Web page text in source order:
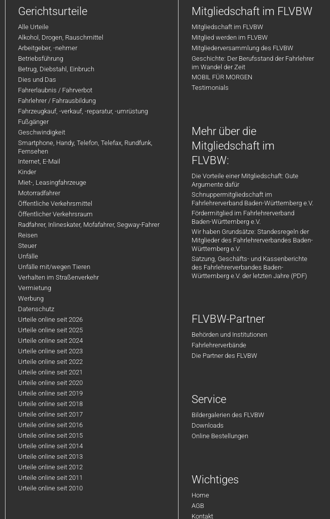
Gerichtsurteile
Alle Urteile
Alkohol, Drogen, Rauschmittel
Arbeitgeber, -nehmer
Betriebsführung
Betrug, Diebstahl, Einbruch
Dies und Das
Fahrerlaubnis / Fahrverbot
Fahrlehrer / Fahrausbildung
Fahrzeugkauf, -verkauf, -reparatur, -umrüstung
Fußgänger
Geschwindigkeit
Smartphone, Handy, Telefon, Telefax, Rundfunk,
Fernsehen
Internet, E-Mail
Kinder
Miet-, Leasingfahrzeuge
Motorradfahrer
Öffentliche Verkehrsmittel
Öffentlicher Verkehrsraum
Radfahrer, Inlineskater, Mofafahrer, Segway-Fahrer
Reisen
Steuer
Unfälle
Unfälle mit/wegen Tieren
Verhalten im Straßenverkehr
Vermietung
Werbung
Datenschutz
Urteile online seit 2026
Urteile online seit 2025
Urteile online seit 2024
Urteile online seit 2023
Urteile online seit 2022
Urteile online seit 2021
Urteile online seit 2020
Urteile online seit 2019
Urteile online seit 2018
Urteile online seit 2017
Urteile online seit 2016
Urteile online seit 2015
Urteile online seit 2014
Urteile online seit 2013
Urteile online seit 2012
Urteile online seit 2011
Urteile online seit 2010
Mitgliedschaft im FLVBW
Mitgliedschaft im FLVBW
Mitglied werden im FLVBW
Mitgliederversammlung des FLVBW
Geschichte: Der Berufsstand der Fahrlehrer
im Wandel der Zeit
MOBIL FÜR MORGEN
Testimonials
Mehr über die
Mitgliedschaft im
FLVBW:
Die Vorteile einer Mitgliedschaft: Gute
Argumente dafür
Schnuppermitgliedschaft im
Fahrlehrerverband Baden-Württemberg e.V.
Fördermitglied im Fahrlehrerverband
Baden-Württemberg e.V.
Wir haben Grundsätze: Standesregeln der
Mitglieder des Fahrlehrerverbandes Baden-
Württemberg e.V.
Satzung, Geschäfts- und Kassenberichte
des Fahrlehrerverbandes Baden-
Württemberg e.V. der letzten Jahre (PDF)
FLVBW-Partner
Behörden und Institutionen
Fahrlehrerverbände
Die Partner des FLVBW
Service
Bildergalerien des FLVBW
Downloads
Online Bestellungen
Wichtiges
Home
AGB
Kontakt